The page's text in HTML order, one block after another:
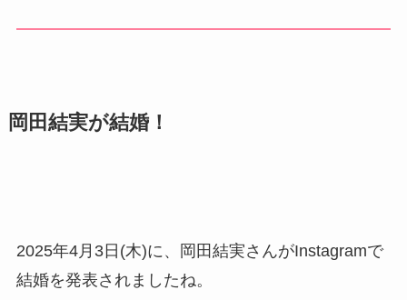
岡田結実が結婚！
2025年4月3日(木)に、岡田結実さんがInstagramで
結婚を発表されましたね。